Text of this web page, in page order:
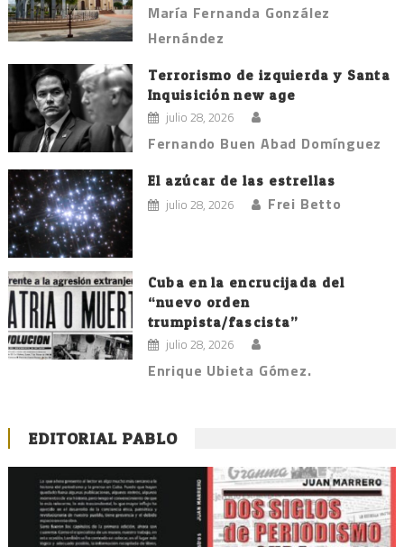
María Fernanda González
Hernández
Terrorismo de izquierda y Santa
Inquisición new age
julio 28, 2026
Fernando Buen Abad Domínguez
El azúcar de las estrellas
julio 28, 2026 Frei Betto
Cuba en la encrucijada del
“nuevo orden
trumpista/fascista”
julio 28, 2026
Enrique Ubieta Gómez.
EDITORIAL PABLO